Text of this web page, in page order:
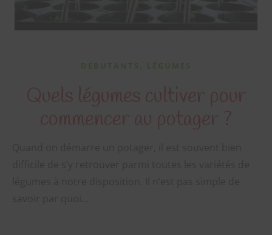
DÉBUTANTS LÉGUMES
Quels légumes cultiver pour
commencer au potager ?